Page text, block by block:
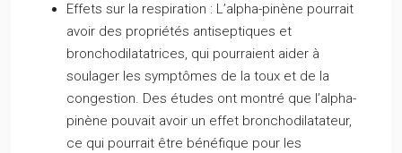
Effets sur la respiration : L’alpha-pinène pourrait
avoir des propriétés antiseptiques et
bronchodilatatrices, qui pourraient aider à
soulager les symptômes de la toux et de la
congestion. Des études ont montré que l’alpha-
pinène pouvait avoir un effet bronchodilatateur,
ce qui pourrait être bénéfique pour les